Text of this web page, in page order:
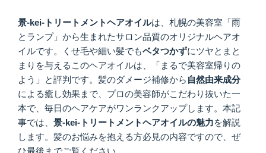
景-kei-トリートメントヘアオイルは、札幌の美容室「雨
とランプ」から生まれたサロン品質のオリジナルヘアオ
イルです。くせ毛や細い髪でもベタつかずにツヤとまと
まりを与えるこのヘアオイルは、「まるで美容室帰りの
よう」と評判です。髪のダメージ補修から 自然由来成分
による癒し効果まで、プロの美容師がこだわり抜いた一
本で、毎日のヘアケアがワンランクアップします。本記
事では、 景-kei-トリートメントヘアオイルの魅力を解説
します。髪のお悩みを抱える方必見の内容ですので、ぜ